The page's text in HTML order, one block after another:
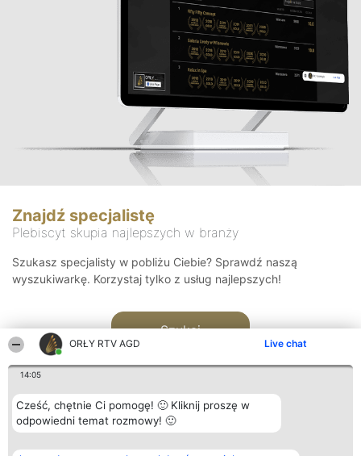
ORŁY RTV AGD Live chat
14:05
Cześć, chętnie Ci pomogę! 🙂 Kliknij proszę w
odpowiedni temat rozmowy! 🙂
Znajdź specjalistę
Plebiscyt skupia najlepszych w branży
Szukasz specjalisty w pobliżu Ciebie? Sprawdź naszą
wyszukiwarkę. Korzystaj tylko z usług najlepszych!
Szukaj
Organizator plebiscytu Plebiscyt Kontakt